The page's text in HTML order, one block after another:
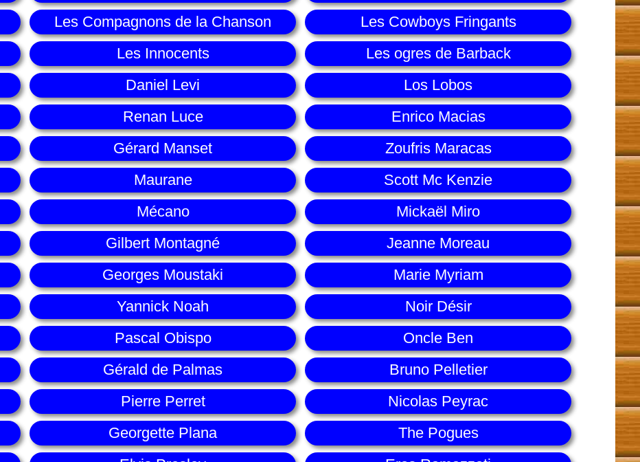
Les Compagnons de la Chanson
Les Cowboys Fringants
Les Innocents
Les ogres de Barback
Daniel Levi
Los Lobos
Renan Luce
Enrico Macias
Gérard Manset
Zoufris Maracas
Maurane
Scott Mc Kenzie
Mécano
Mickaël Miro
Gilbert Montagné
Jeanne Moreau
Georges Moustaki
Marie Myriam
Yannick Noah
Noir Désir
Pascal Obispo
Oncle Ben
Gérald de Palmas
Bruno Pelletier
Pierre Perret
Nicolas Peyrac
Georgette Plana
The Pogues